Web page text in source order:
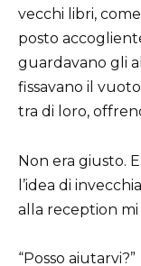
vecchi libri,
posto
guardavano gli
fissavano il
tra di loro,
Non era giusto.
l’idea di
alla reception mi
“Posso aiutarvi?”